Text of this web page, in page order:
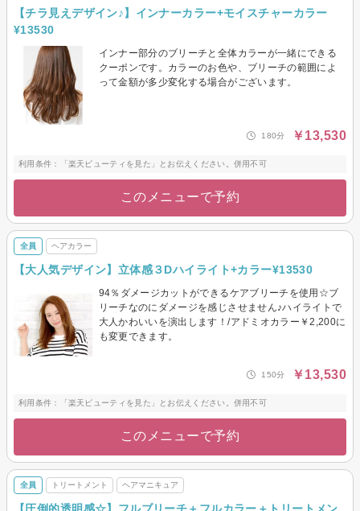
【チラ見えデザイン♪】インナーカラー+モイスチャーカラー
¥13530
インナー部分のブリーチと全体カラーが一緒にできる
クーポンです。カラーのお色や、ブリーチの範囲によ
って金額が多少変化する場合がございます。
180分 ￥13,530
利用条件：「楽天ビューティを見た」とお伝えください。併用不可
このメニューで予約
全員 ヘアカラー
【大人気デザイン】立体感３Dハイライト+カラー¥13530
94％ダメージカットができるケアブリーチを使用☆ブ
リーチなのにダメージを感じさせません♪ハイライトで
大人かわいいを演出します！/アドミオカラー￥2,200に
も変更できます。
150分 ￥13,530
利用条件：「楽天ビューティを見た」とお伝えください。併用不可
このメニューで予約
全員 トリートメント ヘアマニキュア